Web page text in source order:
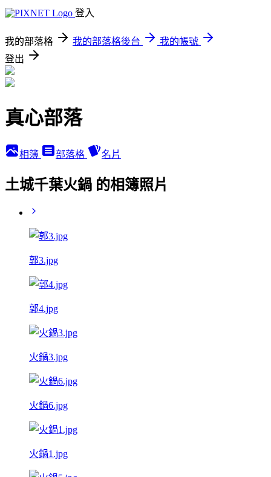
登入
我的部落格 我的部落格後台
我的帳號
登出
真心部落
相簿 部落格 名片
土城千葉火鍋 的相簿照片
郭3.jpg
郭4.jpg
火鍋3.jpg
火鍋6.jpg
火鍋1.jpg